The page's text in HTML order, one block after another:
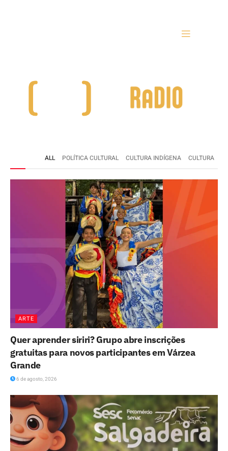
ALL POLÍTICA CULTURAL CULTURA INDÍGENA CULTURA
ARTE
Quer aprender siriri? Grupo abre inscrições
gratuitas para novos participantes em Várzea
Grande
6 de agosto, 2026